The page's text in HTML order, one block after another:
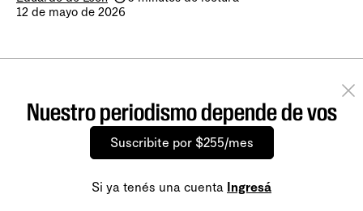
12 de mayo de 2026
Nuestro periodismo depende de vos
Suscribite por $255/mes
Si ya tenés una cuenta Ingresá